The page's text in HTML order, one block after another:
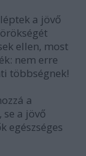
a jövő
ellen, most
nem erre
többségnek!
a
a jövő
egészséges